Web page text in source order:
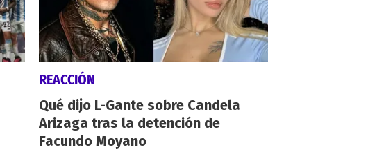
REACCIÓN
Qué dijo L-Gante sobre Candela
Arizaga tras la detención de
Facundo Moyano